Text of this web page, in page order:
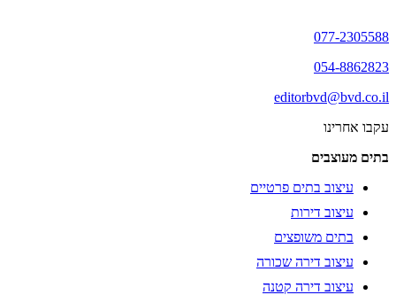
077-2305588
054-8862823
editorbvd@bvd.co.il
עקבו אחרינו
בתים מעוצבים
עיצוב בתים פרטיים
עיצוב דירות
בתים משופצים
עיצוב דירה שכורה
עיצוב דירה קטנה